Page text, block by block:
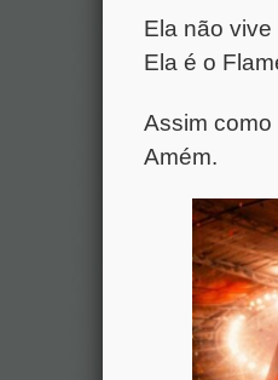
Ela não
Ela é o
Assim como
Amém.